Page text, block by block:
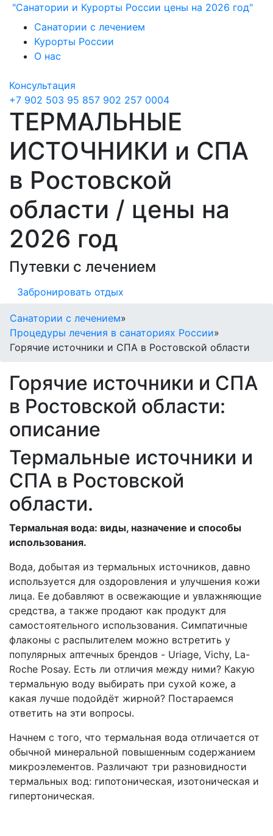
"Санатории и Курорты России цены на 2026 год"
Санатории с лечением
Курорты России
О нас
Консультация
+7 902 503 95 857 902 257 0004
ТЕРМАЛЬНЫЕ
ИСТОЧНИКИ и СПА
в Ростовской
области / цены на
2026 год
Путевки с лечением
Забронировать отдых
Санатории с лечением»
Процедуры лечения в санаториях России»
Горячие источники и СПА в Ростовской области
Горячие источники и СПА
в Ростовской области:
описание
Термальные источники и
СПА в Ростовской
области.
Термальная вода: виды, назначение и способы
использования.
Вода, добытая из термальных источников, давно
используется для оздоровления и улучшения кожи
лица. Ее добавляют в освежающие и увлажняющие
средства, а также продают как продукт для
самостоятельного использования. Симпатичные
флаконы с распылителем можно встретить у
популярных аптечных брендов - Uriage, Vichy, La-
Roche Posay. Есть ли отличия между ними? Какую
термальную воду выбирать при сухой коже, а
какая лучше подойдёт жирной? Постараемся
ответить на эти вопросы.
Начнем с того, что термальная вода отличается от
обычной минеральной повышенным содержанием
микроэлементов. Различают три разновидности
термальных вод: гипотоническая, изотоническая и
гипертоническая.